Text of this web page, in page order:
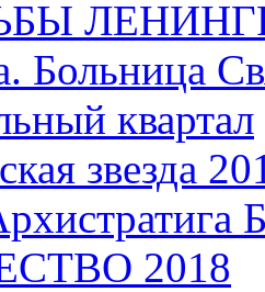
Больница
квартал
звезда
2018